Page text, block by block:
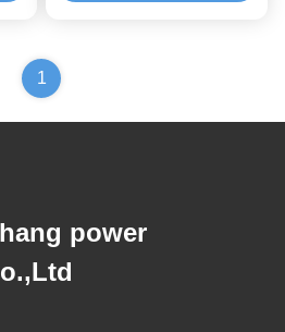
1
power